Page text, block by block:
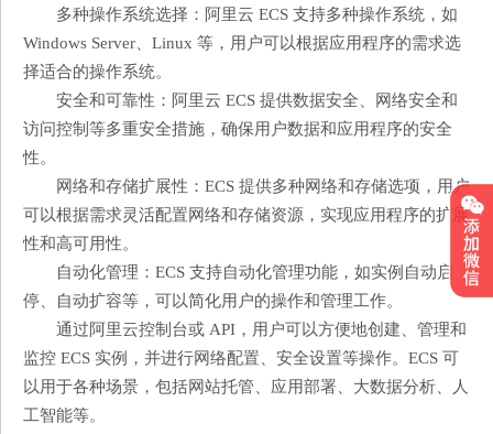
多种操作系统选择：阿里云 ECS 支持多种操作系统，如
Windows Server、Linux 等，用户可以根据应用程序的需求选
择适合的操作系统。
安全和可靠性：阿里云 ECS 提供数据安全、网络安全和
访问控制等多重安全措施，确保用户数据和应用程序的安全
性。
网络和存储扩展性：ECS 提供多种网络和存储选项，用户
可以根据需求灵活配置网络和存储资源，实现应用程序的扩展
性和高可用性。
自动化管理：ECS 支持自动化管理功能，如实例自动启
停、自动扩容等，可以简化用户的操作和管理工作。
通过阿里云控制台或 API，用户可以方便地创建、管理和
监控 ECS 实例，并进行网络配置、安全设置等操作。ECS 可
以用于各种场景，包括网站托管、应用部署、大数据分析、人
工智能等。